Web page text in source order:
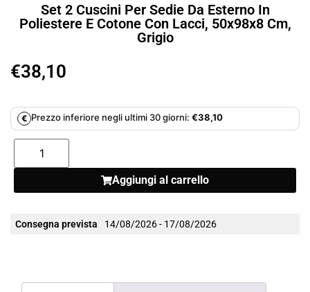
Set 2 Cuscini Per Sedie Da Esterno In
Poliestere E Cotone Con Lacci, 50x98x8 Cm,
Grigio
€38,10
€ Prezzo inferiore negli ultimi 30 giorni: €38,10
Aggiungi al carrello
Consegna prevista 14/08/2026 - 17/08/2026